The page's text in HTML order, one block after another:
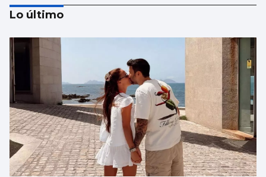
Galería | Álbum para celebrar el Día
Internacional del Gato
Lo último